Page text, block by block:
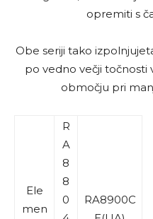
opremiti s
Obe seriji tako
po vedno večji
območju pri
Ele
men
R
A
8
8
0
RA8900C